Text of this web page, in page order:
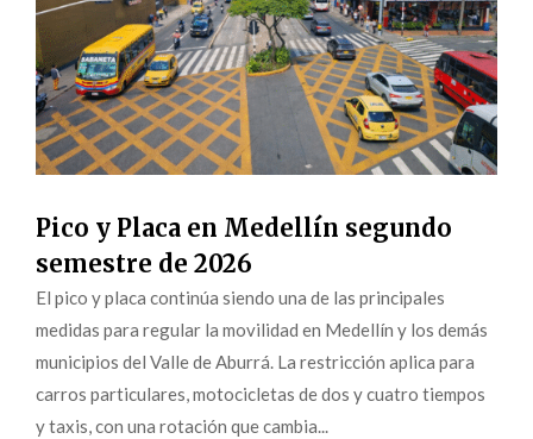
Pico y Placa en Medellín segundo
semestre de 2026
El pico y placa continúa siendo una de las principales
medidas para regular la movilidad en Medellín y los demás
municipios del Valle de Aburrá. La restricción aplica para
carros particulares, motocicletas de dos y cuatro tiempos
y taxis, con una rotación que cambia...